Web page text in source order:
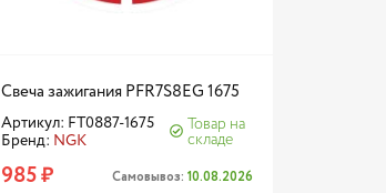
Свеча зажигания PFR7S8EG 1675
Артикул: FT0887-1675
Бренд: NGK
Товар на
складе
985 ₽ Самовывоз: 10.08.2026